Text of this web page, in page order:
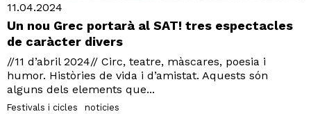
11.04.2024
Un nou Grec portarà al SAT! tres espectacles
de caràcter divers
//11 d’abril 2024// Circ, teatre, màscares, poesia i
humor. Històries de vida i d’amistat. Aquests són
alguns dels elements que...
Festivals i cicles noticies